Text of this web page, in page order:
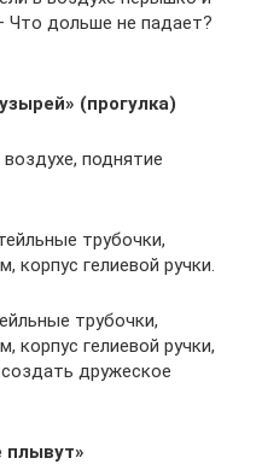
Что дольше не падает?
(прогулка)
поднятие
трубочки,
корпус гелиевой ручки.
трубочки,
корпус гелиевой ручки,
дружеское
плывут»